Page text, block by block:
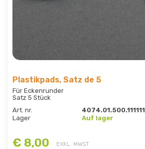
Plastikpads, Satz de 5
Für Eckenrunder
Satz 5 Stück
Art. nr.
4074.01.500.111111
Lager
Auf lager
€ 8,00 EXKL. MWST